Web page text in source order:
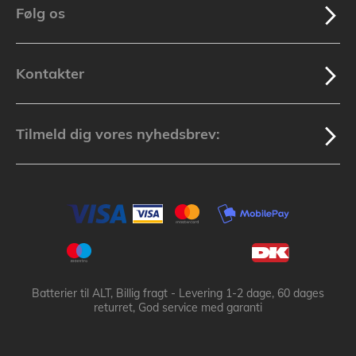
Følg os
Kontakter
Tilmeld dig vores nyhedsbrev:
Batterier til ALT, Billig fragt - Levering 1-2 dage, 60 dages
returret, God service med garanti